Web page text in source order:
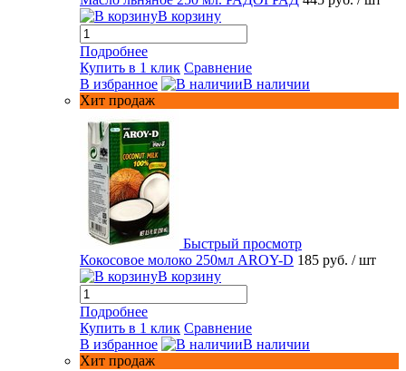
В корзину
Подробнее
Купить в 1 клик Сравнение
В избранное
В наличии
Хит продаж
Быстрый просмотр
Кокосовое молоко 250мл AROY-D 185 руб. / шт
В корзину
Подробнее
Купить в 1 клик Сравнение
В избранное
В наличии
Хит продаж